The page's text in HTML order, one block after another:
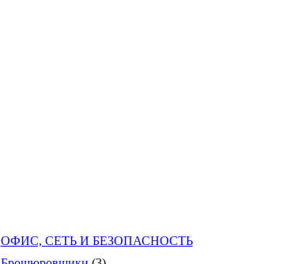
ОФИС, СЕТЬ И БЕЗОПАСНОСТЬ